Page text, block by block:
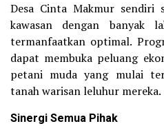
Desa Cinta Makmur sendiri
kawasan dengan banyak
termanfaatkan optimal.
dapat membuka peluang
petani muda yang mulai
tanah warisan leluhur mereka.
Sinergi Semua Pihak